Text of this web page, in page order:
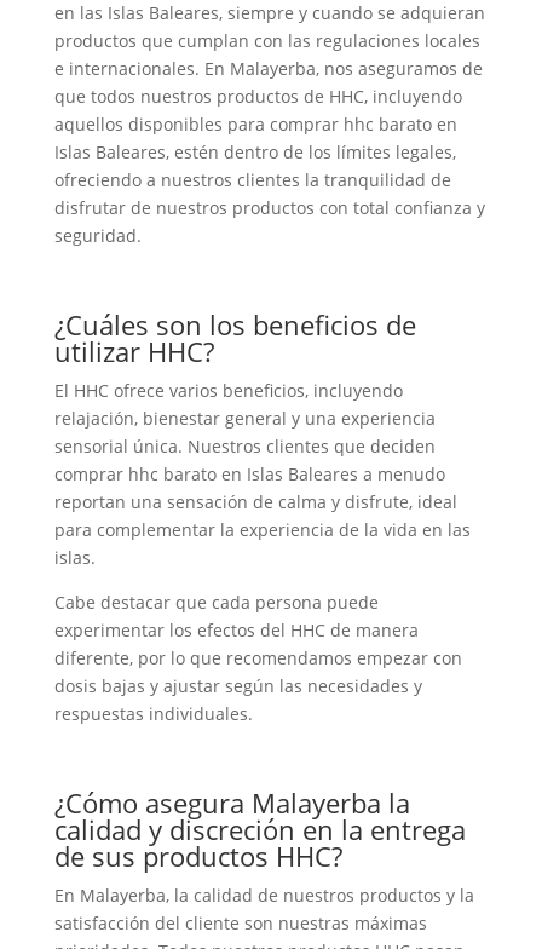
en las Islas Baleares, siempre y cuando se adquieran
productos que cumplan con las regulaciones locales
e internacionales. En Malayerba, nos aseguramos de
que todos nuestros productos de HHC, incluyendo
aquellos disponibles para comprar hhc barato en
Islas Baleares, estén dentro de los límites legales,
ofreciendo a nuestros clientes la tranquilidad de
disfrutar de nuestros productos con total confianza y
seguridad.
¿Cuáles son los beneficios de
utilizar HHC?
El HHC ofrece varios beneficios, incluyendo
relajación, bienestar general y una experiencia
sensorial única. Nuestros clientes que deciden
comprar hhc barato en Islas Baleares a menudo
reportan una sensación de calma y disfrute, ideal
para complementar la experiencia de la vida en las
islas.
Cabe destacar que cada persona puede
experimentar los efectos del HHC de manera
diferente, por lo que recomendamos empezar con
dosis bajas y ajustar según las necesidades y
respuestas individuales.
¿Cómo asegura Malayerba la
calidad y discreción en la entrega
de sus productos HHC?
En Malayerba, la calidad de nuestros productos y la
satisfacción del cliente son nuestras máximas